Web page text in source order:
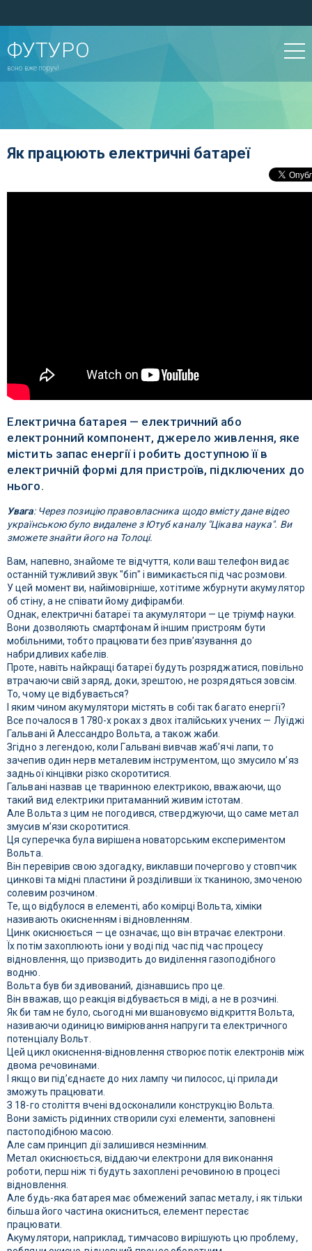
ФУТУРО
воно вже поруч!
Як працюють електричні батареї
Електрична батарея — електричний або
електронний компонент, джерело живлення, яке
містить запас енергії і робить доступною її в
електричній формі для пристроїв, підключених до
нього.
Увага: Через позицію правовласника щодо вмісту дане відео
українською було видалене з Ютуб каналу "Цікава наука". Ви
зможете знайти його на Толоці.
Вам, напевно, знайоме те відчуття, коли ваш телефон видає
останній тужливий звук "біп" і вимикається під час розмови.
У цей момент ви, найімовірніше, хотітиме жбурнути акумулятор
об стіну, а не співати йому дифірамби.
Однак, електричні батареї та акумулятори — це тріумф науки.
Вони дозволяють смартфонам й іншим пристроям бути
мобільними, тобто працювати без прив’язування до
набридливих кабелів.
Проте, навіть найкращі батареї будуть розряджатися, повільно
втрачаючи свій заряд, доки, зрештою, не розрядяться зовсім.
То, чому це відбувається?
І яким чином акумулятори містять в собі так багато енергії?
Все почалося в 1780-х роках з двох італійських учених — Луїджі
Гальвані й Алессандро Вольта, а також жаби.
Згідно з легендою, коли Гальвані вивчав жаб’ячі лапи, то
зачепив один нерв металевим інструментом, що змусило м’яз
задньої кінцівки різко скоротитися.
Гальвані назвав це тваринною електрикою, вважаючи, що
такий вид електрики притаманний живим істотам.
Але Вольта з цим не погодився, стверджуючи, що саме метал
змусив м’язи скоротитися.
Ця суперечка була вирішена новаторським експериментом
Вольта.
Він перевірив свою здогадку, виклавши почергово у стовпчик
цинкові та мідні пластини й розділивши їх тканиною, змоченою
солевим розчином.
Те, що відбулося в елементі, або комірці Вольта, хіміки
називають окисненням і відновленням.
Цинк окиснюється — це означає, що він втрачає електрони.
Їх потім захоплюють іони у воді під час під час процесу
відновлення, що призводить до виділення газоподібного
водню.
Вольта був би здивований, дізнавшись про це.
Він вважав, що реакція відбувається в міді, а не в розчині.
Як би там не було, сьогодні ми вшановуємо відкриття Вольта,
називаючи одиницю вимірювання напруги та електричного
потенціалу Вольт.
Цей цикл окиснення-відновлення створює потік електронів між
двома речовинами.
І якщо ви під’єднаєте до них лампу чи пилосос, ці прилади
зможуть працювати.
З 18-го століття вчені вдосконалили конструкцію Вольта.
Вони замість рідинних створили сухі елементи, заповнені
пастоподібною масою.
Але сам принцип дії залишився незмінним.
Метал окиснюється, віддаючи електрони для виконання
роботи, перш ніж ті будуть захоплені речовиною в процесі
відновлення.
Але будь-яка батарея має обмежений запас металу, і як тільки
більша його частина окисниться, елемент перестає
працювати.
Акумулятори, наприклад, тимчасово вирішують цю проблему,